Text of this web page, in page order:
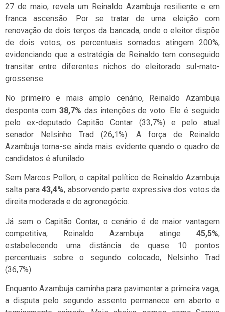
27 de maio, revela um Reinaldo Azambuja resiliente e em
franca ascensão. Por se tratar de uma eleição com
renovação de dois terços da bancada, onde o eleitor dispõe
de dois votos, os percentuais somados atingem 200%,
evidenciando que a estratégia de Reinaldo tem conseguido
transitar entre diferentes nichos do eleitorado sul-mato-
grossense.
No primeiro e mais amplo cenário, Reinaldo Azambuja
desponta com 38,7% das intenções de voto. Ele é seguido
pelo ex-deputado Capitão Contar (33,7%) e pelo atual
senador Nelsinho Trad (26,1%). A força de Reinaldo
Azambuja torna-se ainda mais evidente quando o quadro de
candidatos é afunilado:
Sem Marcos Pollon, o capital político de Reinaldo Azambuja
salta para 43,4%, absorvendo parte expressiva dos votos da
direita moderada e do agronegócio.
Já sem o Capitão Contar, o cenário é de maior vantagem
competitiva, Reinaldo Azambuja atinge 45,5%,
estabelecendo uma distância de quase 10 pontos
percentuais sobre o segundo colocado, Nelsinho Trad
(36,7%).
Enquanto Azambuja caminha para pavimentar a primeira vaga,
a disputa pelo segundo assento permanece em aberto e